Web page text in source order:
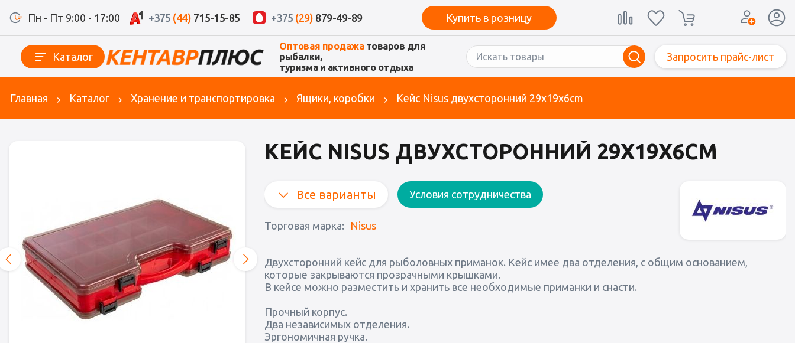
Пн - Пт 9:00 - 17:00 +375 (44) 715-15-85 +375 (29) 879-49-89 Купить в розницу
Каталог
Оптовая продажатоваров для
рыбалки,
туризма и активного отдыха
Запросить прайс-лист
Главная Каталог Хранение и транспортировка Ящики, коробки Кейс Nisus двухсторонний 29х19х6cm
КЕЙС NISUS ДВУХСТОРОННИЙ 29Х19Х6CM
Все варианты Условия сотрудничества
Торговая марка: Nisus
Двухсторонний кейс для рыболовных приманок. Кейс имее два отделения, с общим основанием,
которые закрываются прозрачными крышками.
В кейсе можно разместить и хранить все необходимые приманки и снасти.
Прочный корпус.
Два независимых отделения.
Эргономичная ручка.